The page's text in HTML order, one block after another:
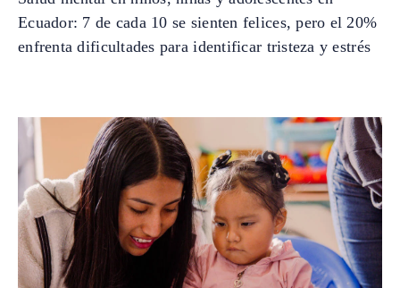
Ecuador: 7 de cada 10 se sienten felices, pero el 20%
enfrenta dificultades para identificar tristeza y estrés